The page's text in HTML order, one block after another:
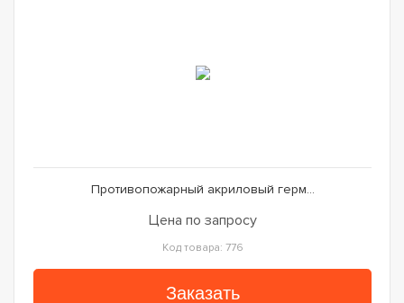
Противопожарный акриловый герм...
Цена по запросу
Код товара: 776
Заказать